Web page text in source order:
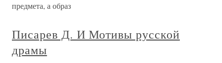
предмета, а образ
Писарев Д. И Мотивы русской
драмы